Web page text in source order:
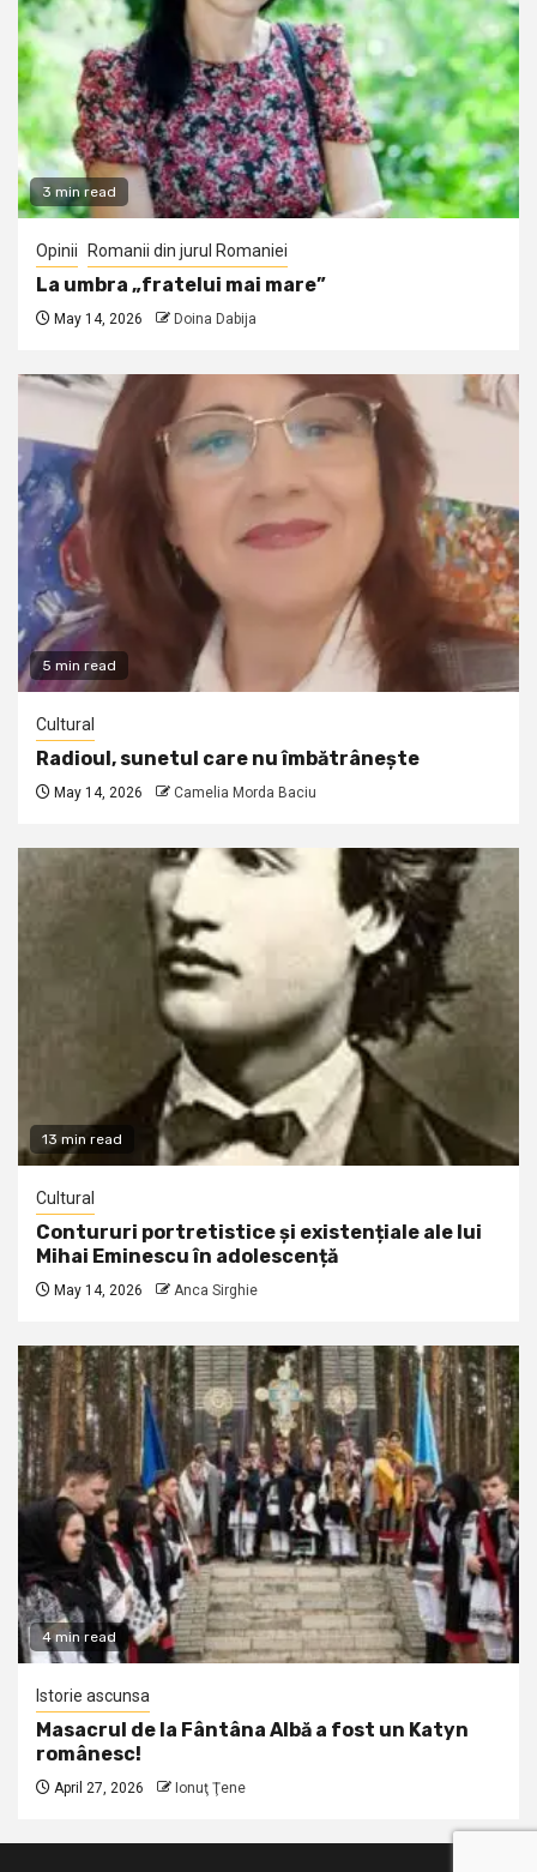
3 min read
Opinii Romanii din jurul Romaniei
La umbra „fratelui mai mare”
May 14, 2026 Doina Dabija
5 min read
Cultural
Radioul, sunetul care nu îmbătrânește
May 14, 2026 Camelia Morda Baciu
13 min read
Cultural
Contururi portretistice și existențiale ale lui
Mihai Eminescu în adolescență
May 14, 2026 Anca Sirghie
4 min read
Istorie ascunsa
Masacrul de la Fântâna Albă a fost un Katyn
românesc!
April 27, 2026 Ionuţ Ţene